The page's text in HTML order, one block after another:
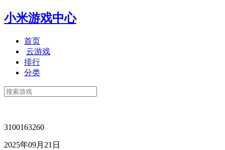
小米游戏中心
首页
云游戏
排行
分类
3100163260
2025年09月21日